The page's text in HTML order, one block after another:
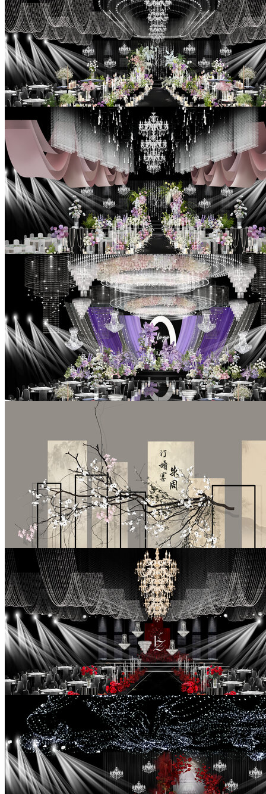
白绿粉色婚礼手绘效果图￥99
白绿粉色婚礼手绘效果图￥99
白绿粉紫色婚礼手绘效果图￥99
粉紫色婚礼手绘效果图￥99
新中式订婚宴婚礼手绘效果图 ￥88
红色韩式婚礼手绘效果图￥99